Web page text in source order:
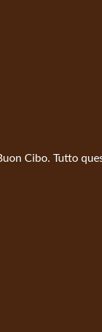
Cibo. Tutto